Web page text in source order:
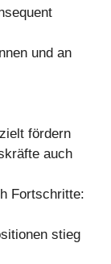
und an
fördern
auch
Fortschritte:
stieg